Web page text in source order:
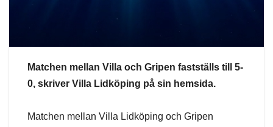
Matchen mellan Villa och Gripen fastställs till 5-
0, skriver Villa Lidköping på sin hemsida.
Matchen mellan Villa Lidköping och Gripen